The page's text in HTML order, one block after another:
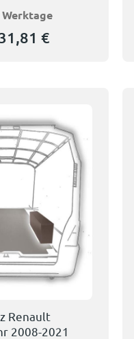
Werktage
€
Renault
2008-2021